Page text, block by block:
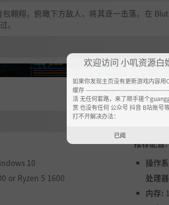
翱翔，俯瞰下方敌人，将其逐一击落。在
。
多种泰坦科技技能和60多种升级中选择，屠杀
间与喷气背包。
▼▼展开阅读
10
or Ryzen 5 1600
推荐配置:
操作
处理
内存:
欢迎访问 小叽资源白
如果你发现主页没有更新游戏内容
缓存
活 无任何套路，来了顺手搓个
赏 也没有任何 公众号 抖音 B站账号
打不开解决办法：
已阅